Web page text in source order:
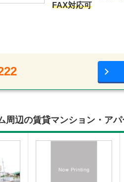
FAX対応可
周辺の賃貸マンション・ア